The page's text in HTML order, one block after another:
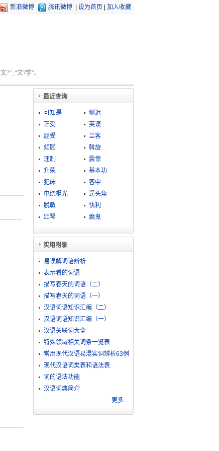
新浪微博 腾讯微博 设为首页 加入收藏
;“文?学”。
最近查询
可知是
侧迟
正受
英谟
屈受
兰客
颏颐
斡旋
还制
震惊
升荣
基本功
犯床
客中
电绕枢光
逞头角
脱敏
快利
颂琴
癫鬼
实用附录
易误解词语辨析
表示看的词语
描写春天的词语（二）
描写春天的词语（一）
汉语词语知识汇编（二）
汉语词语知识汇编（一）
汉语关联词大全
特殊领域相关词条一览表
常用现代汉语易混实词辨析63例
现代汉语词类表和语法表
词的语法功能
汉语词典简介
更多...